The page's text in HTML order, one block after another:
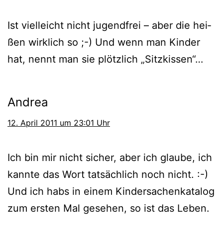
Ist viel­leicht nicht jugend­frei – aber die hei­
ßen wirk­lich so ;-) Und wenn man Kinder
hat, nennt man sie plötz­lich „Sitzkissen“…
Andrea
12. April 2011 um 23:01 Uhr
Ich bin mir nicht sicher, aber ich glau­be, ich
kann­te das Wort tat­säch­lich noch nicht. :-)
Und ich habs in einem Kindersachenkatalog
zum ers­ten Mal gese­hen, so ist das Leben.